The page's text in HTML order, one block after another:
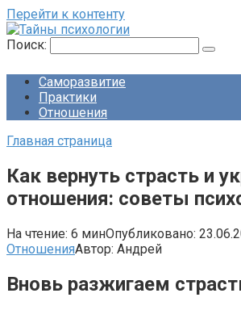
Перейти к контенту
Поиск:
Саморазвитие
Практики
Отношения
Главная страница
Как вернуть страсть и
отношения: советы
На чтение: 6 минОпубликовано:
ОтношенияАвтор: Андрей
Вновь разжигаем